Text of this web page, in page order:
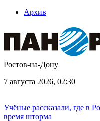
Архив
Ростов-на-Дону
7 августа 2026, 02:30
Учёные рассказали, где в
время шторма